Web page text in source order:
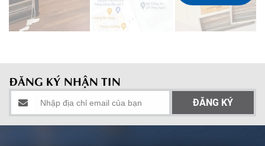
ĐĂNG KÝ NHẬN TIN